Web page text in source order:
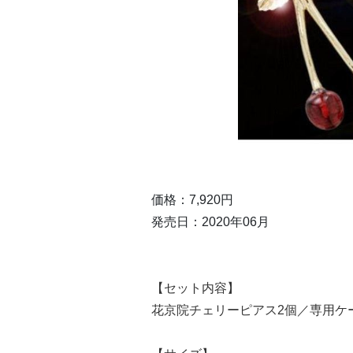
価格：7,920円
発売日：2020年06月
【セット内容】
花京院チェリーピアス2個／専用ケ